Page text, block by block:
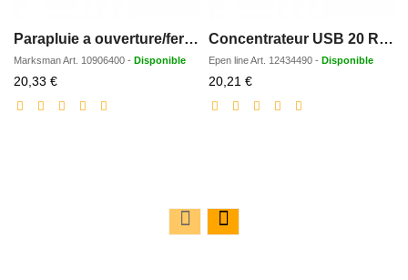
Parapluie a ouverture/fermeture automatique 215 Trav
MarksmanArt. 10906400 - Disponible
20,33 €Prix
réduit
Concentrateur USB 20 Rise en aluminium recycle certifie RCS
Epen lineArt. 12434490 - Disponible
20,21 €Prix
réduit